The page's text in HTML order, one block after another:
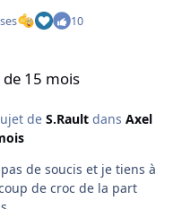
10
15 mois
de S.Raultdans Axel
de soucis et je tiens à
de croc de la part